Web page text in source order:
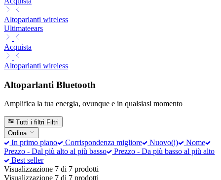
Altoparlanti wireless
Ultimateears
Acquista
Altoparlanti wireless
Altoparlanti Bluetooth
Amplifica la tua energia, ovunque e in qualsiasi momento
Tutti i filtri Filtri
Ordina
In primo piano Corrispondenza migliore Nuovo(i)
Nome
Prezzo - Dal più alto al più basso
Prezzo - Da più basso al più alto
Best seller
Visualizzazione 7 di 7 prodotti
Visualizzazione 7 di 7 prodotti